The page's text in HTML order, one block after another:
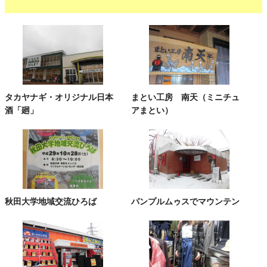
タカヤナギ・オリジナル日本
酒「廻」
まとい工房 南天（ミニチュ
アまとい）
秋田大学地域交流ひろば パンプルムゥスでマウンテン